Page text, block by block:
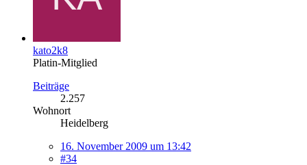
kato2k8
Platin-Mitglied
Beiträge
2.257
Wohnort
Heidelberg
16. November 2009 um 13:42
#34